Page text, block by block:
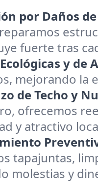
por Daños
fuerte tras
y de
mejorando la
de Techo y
ofrecemos
y atractivo
tapajuntas,
molestias y